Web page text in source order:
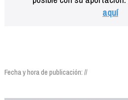
aquí
Fecha y hora de publicación: //